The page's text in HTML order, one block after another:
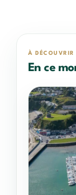
À DÉCOUVRIR
En ce